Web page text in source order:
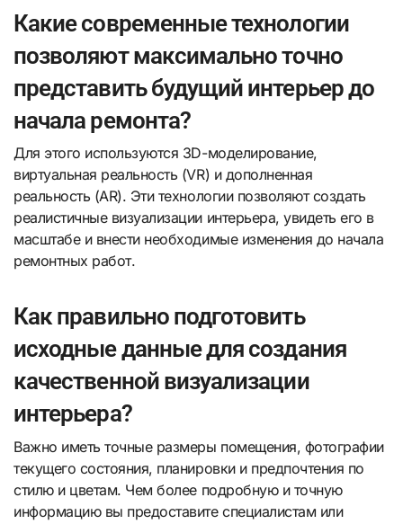
Какие современные технологии
позволяют максимально точно
представить будущий интерьер до
начала ремонта?
Для этого используются 3D-моделирование,
виртуальная реальность (VR) и дополненная
реальность (AR). Эти технологии позволяют создать
реалистичные визуализации интерьера, увидеть его в
масштабе и внести необходимые изменения до начала
ремонтных работ.
Как правильно подготовить
исходные данные для создания
качественной визуализации
интерьера?
Важно иметь точные размеры помещения, фотографии
текущего состояния, планировки и предпочтения по
стилю и цветам. Чем более подробную и точную
информацию вы предоставите специалистам или